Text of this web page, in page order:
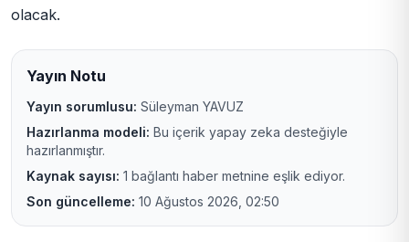
olacak.
Yayın Notu
Yayın sorumlusu: Süleyman YAVUZ
Hazırlanma modeli: Bu içerik yapay zeka desteğiyle
hazırlanmıştır.
Kaynak sayısı: 1 bağlantı haber metnine eşlik ediyor.
Son güncelleme: 10 Ağustos 2026, 02:50